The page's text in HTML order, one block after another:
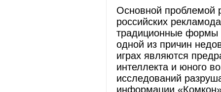
Основной проблемой
российских
традиционные формы
одной из причин
играх являются
интеллекта и юного
исследований
информации